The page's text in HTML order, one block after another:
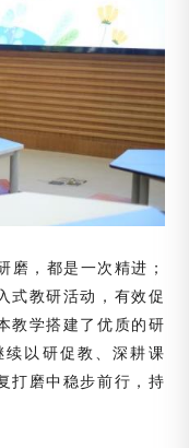
磨，都是一次精进；
式教研活动，有效促
教学搭建了优质的研
以研促教、深耕课
打磨中稳步前行，持